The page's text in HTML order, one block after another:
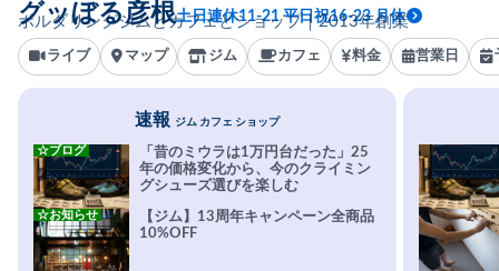
ボルダリングジムとカフェとショップ｜2013年創業
グッぼる彦根土日連休11-21 平日祝16-23 月休
ライブ マップ ジム カフェ 料金 営業日
速報 ジム カフェ ショップ
「昔のミウラは1万円台だった」25
年の価格変化から、今のクライミン
グシューズ選びを楽しむ
☆ブログ
【ジム】13周年キャンペーン全商品
10%OFF
☆お知らせ